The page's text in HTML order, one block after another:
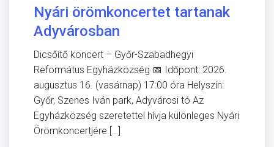
Nyári örömkoncertet tartanak
Adyvárosban
Dicsőítő koncert – Győr-Szabadhegyi
Református Egyházközség 📅 Időpont: 2026.
augusztus 16. (vasárnap) 17:00 óra Helyszín:
Győr, Szenes Iván park, Adyvárosi tó Az
Egyházközség szeretettel hívja különleges Nyári
Örömkoncertjére […]